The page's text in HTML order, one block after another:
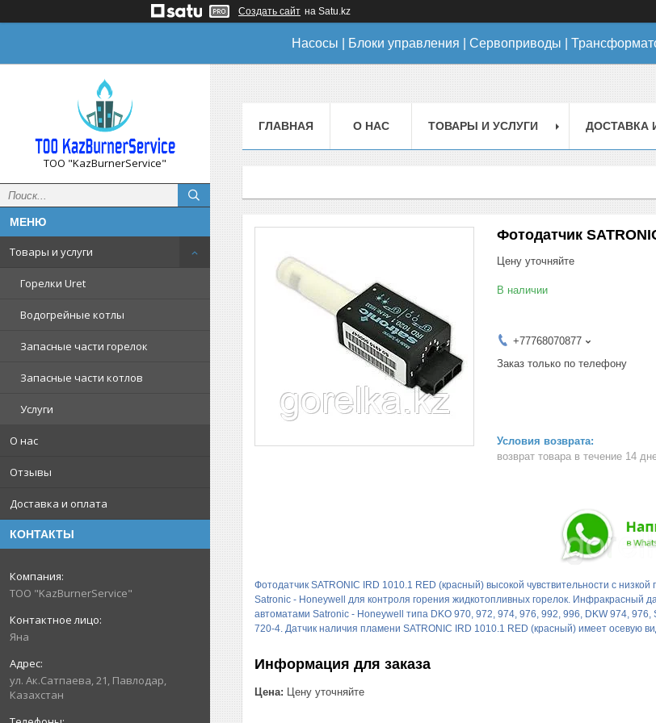
Создать сайт на Satu.kz
Насосы | Блоки управления | Сервоприводы |
ТОО "KazBurnerService"
Товары и услуги
Горелки Uret
Водогрейные котлы
Запасные части горелок
Запасные части котлов
Услуги
О нас
Отзывы
Доставка и оплата
КОНТАКТЫ
ТОО "KazBurnerService"
Яна
ул. Ак.Сатпаева, 21, Павлодар,
Казахстан
ГЛАВНАЯ О НАС ТОВАРЫ И УСЛУГИ ДОСТАВКА
Фотодатчик
Цену уточняйте
В наличии
+77768070877
Заказ только по телефону
возврат товара в течение 14
Фотодатчик SATRONIC IRD 1010.1 RED (красный) высокой чувствительности с
Satronic - Honeywell для контроля горения жидкотопливных горелок. Инфракрасный
автоматами Satronic - Honeywell типа DKO 970, 972, 974, 976, 992, 996, DKW 974,
720-4. Датчик наличия пламени SATRONIC IRD 1010.1 RED (красный) имеет осевую
Информация для заказа
Цена: Цену уточняйте